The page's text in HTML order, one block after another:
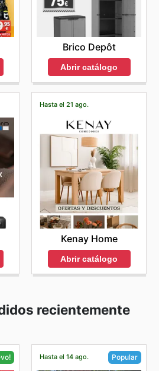
Brico Depôt
Abrir catálogo
Hasta el 21 ago.
Kenay Home
Abrir catálogo
recientemente
Hasta el 14 ago. Popular